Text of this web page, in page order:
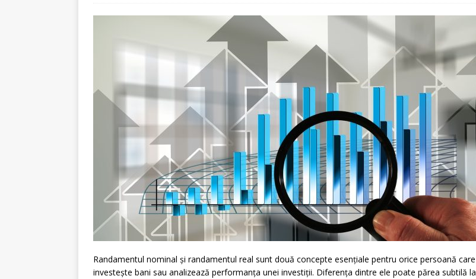
Randamentul nominal și randamentul real sunt două concepte esențiale pentru orice persoană care
investește bani sau analizează performanța unei investiții. Diferența dintre ele poate părea subtilă la